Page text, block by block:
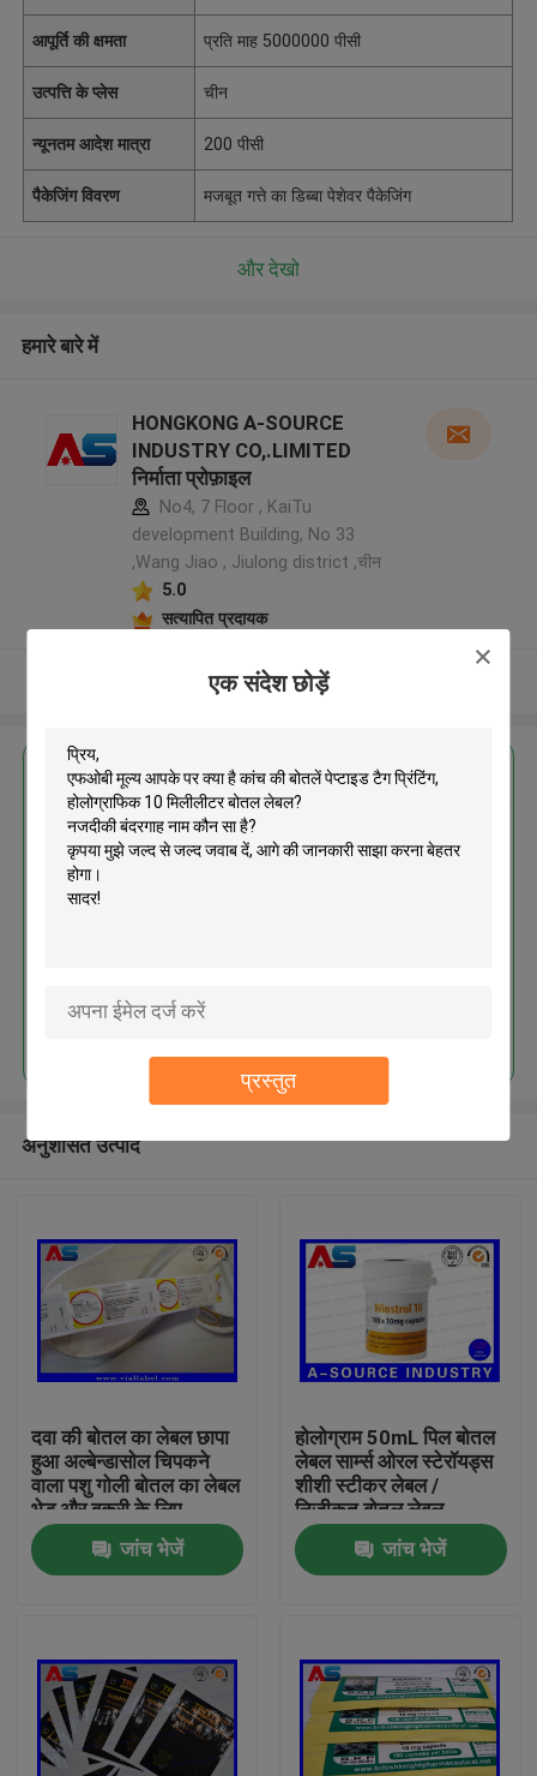
एक संदेश छोड़ें
प्रस्तुत
उत्पादों
हमारे बारे में
आपूर्ति की क्षमता प्रति माह 5000000 पीसी
उत्पत्ति के प्लेस चीन
न्यूनतम आदेश मात्रा 200 पीसी
पैकेजिंग विवरण मजबूत गत्ते का डिब्बा पेशेवर पैकेजिंग
और देखो
हमारे बारे में
HONGKONG A-SOURCE
INDUSTRY CO,.LIMITED
निर्माता प्रोफ़ाइल
No4, 7 Floor , KaiTu
development Building, No 33
,Wang Jiao , Jiulong district ,चीन
5.0
सत्यापित प्रदायक
और देखो
सबसे उत्तम प्रतिदान प्राप्त करें
कांच की बोतलें पेप्टाइड टैग प्रिंटिंग,
जारी रखें
अनुशंसित उत्पाद
दवा की बोतल का लेबल छापा
हुआ अल्बेन्डासोल चिपकने
वाला पशु गोली बोतल का लेबल
भेड़ और बकरी के लिए
जांच भेजें
होलोग्राम 50mL पिल बोतल
लेबल सार्म्स ओरल स्टेरॉयड्स
शीशी स्टीकर लेबल /
निजीकृत बोतल लेबल
जांच भेजें